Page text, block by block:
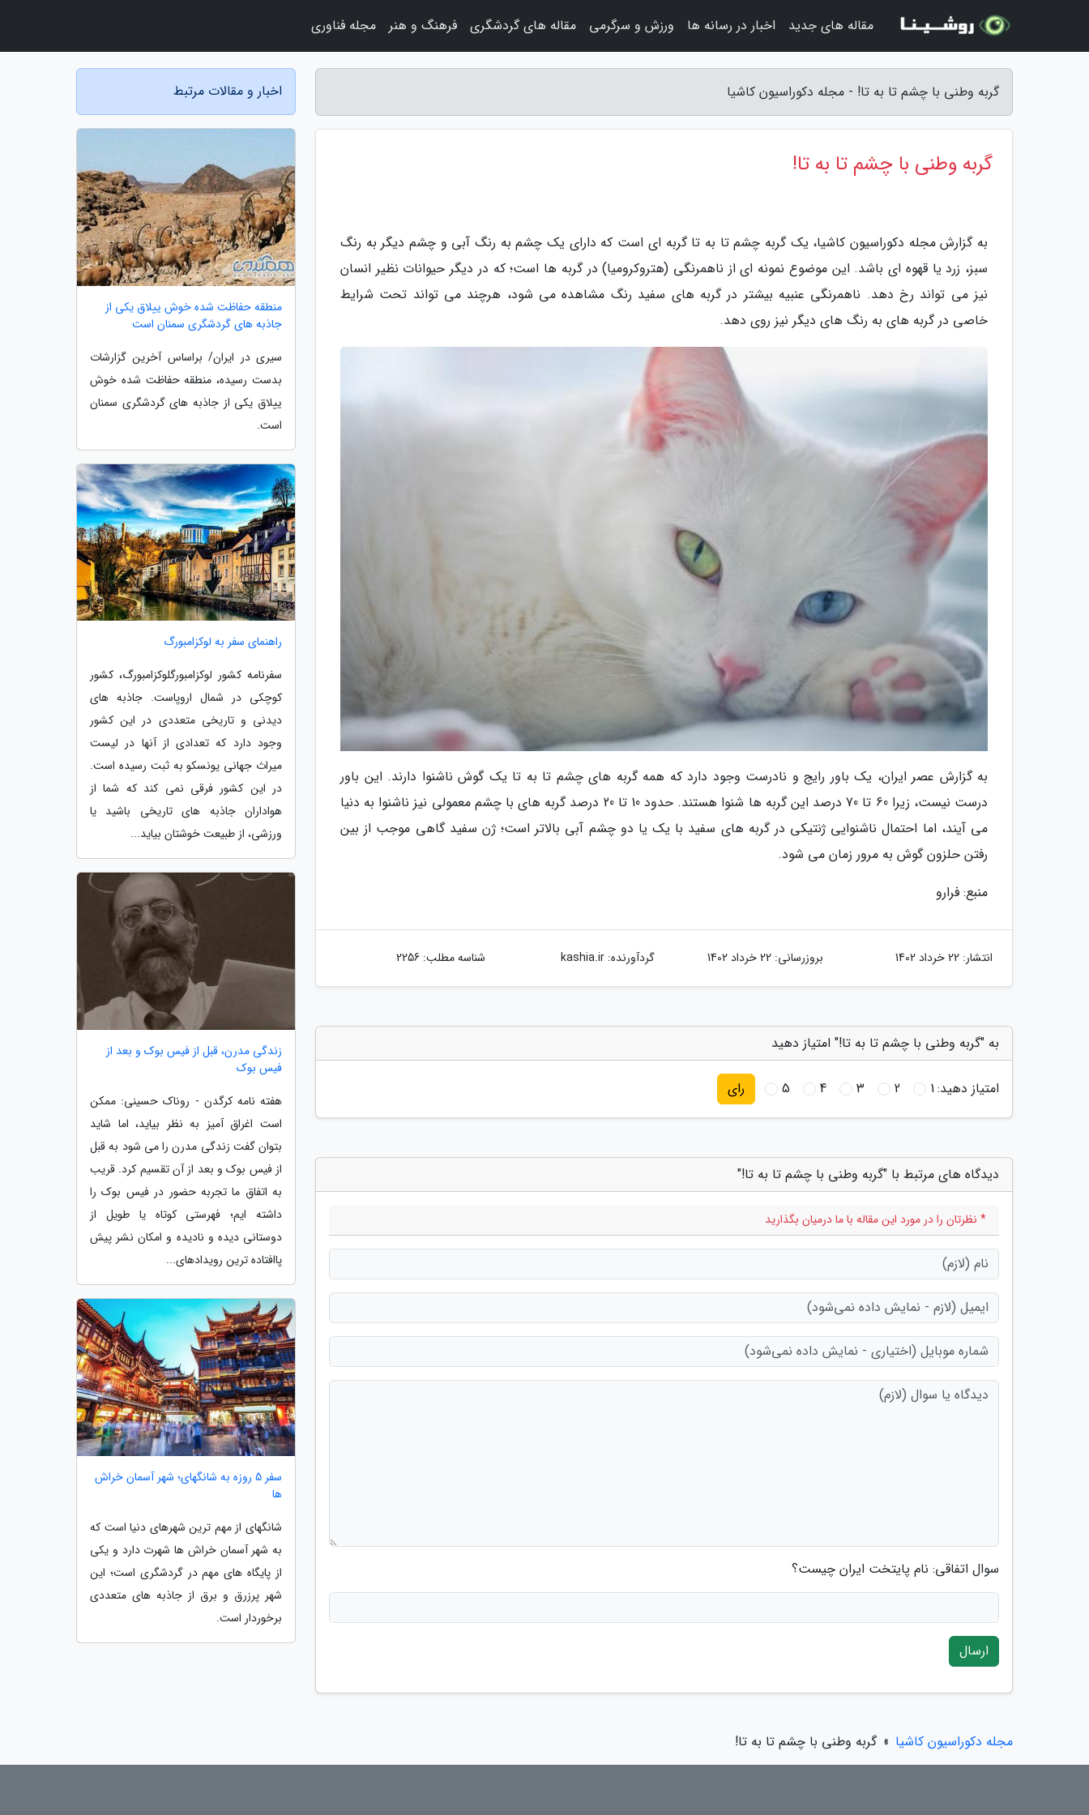
گربه وطنی با چشم تا به تا! - مجله دکوراسیون کاشیا
گربه وطنی با چشم تا به تا!
به گزارش مجله دکوراسیون کاشیا، یک گربه چشم تا به تا گربه ای است که دارای یک چشم به رنگ آبی و چشم دیگر به رنگ
سبز، زرد یا قهوه ای باشد. این موضوع نمونه ای از ناهمرنگی (هتروکرومیا) در گربه ها است؛ که در دیگر حیوانات نظیر انسان
نیز می تواند رخ دهد. ناهمرنگی عنبیه بیشتر در گربه های سفید رنگ مشاهده می شود، هرچند می تواند تحت شرایط
خاصی در گربه های به رنگ های دیگر نیز روی دهد.
به گزارش عصر ایران، یک باور رایج و نادرست وجود دارد که همه گربه های چشم تا به تا یک گوش ناشنوا دارند. این باور
درست نیست، زیرا 60 تا 70 درصد این گربه ها شنوا هستند. حدود 10 تا 20 درصد گربه های با چشم معمولی نیز ناشنوا به دنیا
می آیند، اما احتمال ناشنوایی ژنتیکی در گربه های سفید با یک یا دو چشم آبی بالاتر است؛ ژن سفید گاهی موجب از بین
رفتن حلزون گوش به مرور زمان می شود.
منبع: فرارو
انتشار: 22 خرداد 1402 بروزرسانی: 22 خرداد 1402 گردآورنده:kashia.ir شناسه مطلب: 2256
به "گربه وطنی با چشم تا به تا!" امتیاز دهید
امتیاز دهید:1
2
3
4
5 رای
دیدگاه های مرتبط با "گربه وطنی با چشم تا به تا!"
* نظرتان را در مورد این مقاله با ما درمیان بگذارید
سوال اتفاقی: نام پایتخت ایران چیست؟
ارسال
اخبار و مقالات مرتبط
منطقه حفاظت شده خوش ییلاق یکی از
جاذبه های گردشگری سمنان است
سیری در ایران/ براساس آخرین گزارشات
بدست رسیده، منطقه حفاظت شده خوش
ییلاق یکی از جاذبه های گردشگری سمنان
است.
راهنمای سفر به لوکزامبورگ
سفرنامه کشور لوکزامبورگلوکزامبورگ، کشور
کوچکی در شمال اروپاست. جاذبه های
دیدنی و تاریخی متعددی در این کشور
وجود دارد که تعدادی از آنها در لیست
میراث جهانی یونسکو به ثبت رسیده است.
در این کشور فرقی نمی کند که شما از
هواداران جاذبه های تاریخی باشید یا
ورزشی، از طبیعت خوشتان بیاید...
زندگی مدرن، قبل از فیس بوک و بعد از
فیس بوک
هفته نامه کرگدن - روناک حسینی: ممکن
است اغراق آمیز به نظر بیاید، اما شاید
بتوان گفت زندگی مدرن را می شود به قبل
از فیس بوک و بعد از آن تقسیم کرد. قریب
به اتفاق ما تجربه حضور در فیس بوک را
داشته ایم؛ فهرستی کوتاه یا طویل از
دوستانی دیده و نادیده و امکان نشر پیش
پاافتاده ترین رویدادهای...
سفر 5 روزه به شانگهای؛ شهر آسمان خراش
ها
شانگهای از مهم ترین شهرهای دنیا است که
به شهر آسمان خراش ها شهرت دارد و یکی
از پایگاه های مهم در گردشگری است؛ این
شهر پرزرق و برق از جاذبه های متعددی
برخوردار است.
مجله دکوراسیون کاشیا » گربه وطنی با چشم تا به تا!
مقاله های جدید اخبار در رسانه ها ورزش و سرگرمی مقاله های گردشگری فرهنگ و هنر مجله فناوری